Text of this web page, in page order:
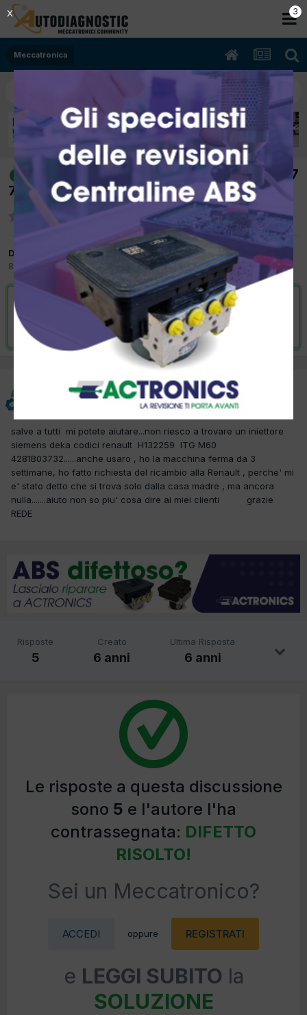
Meccatronica
risolto
[renault modus 11/2004 1400cc k4jG7
72Kw Benzina] iniettori introvabili
Da REDE
8 Agosto 2019inMeccatronica
VAI ALLA SOLUZIONE
Risolta da REDE, 30 Agosto 2019
REDE
salve a tutti mi potete aiutare...non riesco a trovare un iniettore
siemens deka codici renault H132259 ITG M60
4281B03732......anche usaro , ho la macchina ferma da 3
settimane, ho fatto richiesta del ricambio alla Renault , perche' mi
e' stato detto che si trova solo dalla casa madre , ma ancora
nulla.......aiuto non so piu' cosa dire ai miei clienti grazie
REDE
Risposte
5
Creato
6 anni
Ultima Risposta
6 anni
Le risposte a questa discussione
sono 5 e l'autore l'ha
contrassegnata: DIFETTO
RISOLTO!
Sei un Meccatronico?
ACCEDI oppure REGISTRATI
e LEGGI SUBITO la
SOLUZIONE
2
X